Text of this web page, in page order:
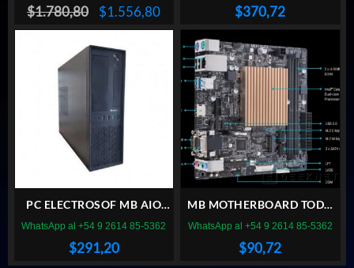
1TB NVME /GABINETE
GAMER 800W
$1.780,80
El
precio
original
era:
$1.780,80.
$1.556,80El
precio
actual
$1.556,80.
/GABINETE KIT
$370,72
PC ELECTROSOF MB AIO
INTEL CELERON / RAM DDR4
SATA / GABINETE SLIM
$291,20
WhatsApp al +54 9 2614 85-5362
MB MOTHERBOARD TODO
EN UNO ASUS PRIME
$90,72
WhatsApp al +54 9 2614 85-5362